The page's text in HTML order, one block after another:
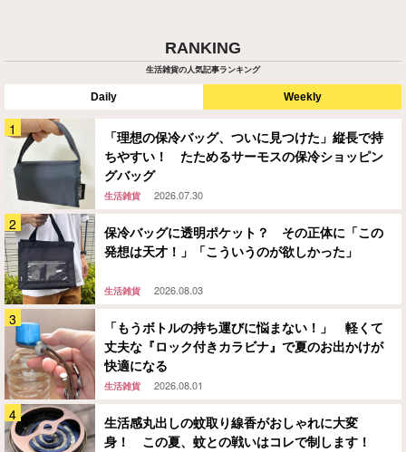
RANKING
生活雑貨の人気記事ランキング
Daily Weekly
「理想の保冷バッグ、ついに見つけた」縦長で持
ちやすい！ たためるサーモスの保冷ショッピン
グバッグ
生活雑貨 2026.07.30
保冷バッグに透明ポケット？ その正体に「この
発想は天才！」「こういうのが欲しかった」
生活雑貨 2026.08.03
「もうボトルの持ち運びに悩まない！」 軽くて
丈夫な『ロック付きカラビナ』で夏のお出かけが
快適になる
生活雑貨 2026.08.01
生活感丸出しの蚊取り線香がおしゃれに大変
身！ この夏、蚊との戦いはコレで制します！